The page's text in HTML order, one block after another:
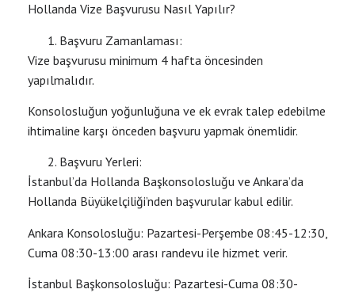
Hollanda Vize Başvurusu Nasıl Yapılır?
Başvuru Zamanlaması:
Vize başvurusu minimum 4 hafta öncesinden
yapılmalıdır.
Konsolosluğun yoğunluğuna ve ek evrak talep edebilme
ihtimaline karşı önceden başvuru yapmak önemlidir.
Başvuru Yerleri:
İstanbul’da Hollanda Başkonsolosluğu ve Ankara’da
Hollanda Büyükelçiliği’nden başvurular kabul edilir.
Ankara Konsolosluğu: Pazartesi-Perşembe 08:45-12:30,
Cuma 08:30-13:00 arası randevu ile hizmet verir.
İstanbul Başkonsolosluğu: Pazartesi-Cuma 08:30-